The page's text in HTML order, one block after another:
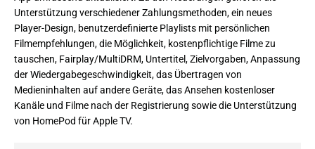
Unterstützung verschiedener Zahlungsmethoden, ein neues
Player-Design, benutzerdefinierte Playlists mit persönlichen
Filmempfehlungen, die Möglichkeit, kostenpflichtige Filme zu
tauschen, Fairplay/MultiDRM, Untertitel, Zielvorgaben, Anpassung
der Wiedergabegeschwindigkeit, das Übertragen von
Medieninhalten auf andere Geräte, das Ansehen kostenloser
Kanäle und Filme nach der Registrierung sowie die Unterstützung
von HomePod für Apple TV.